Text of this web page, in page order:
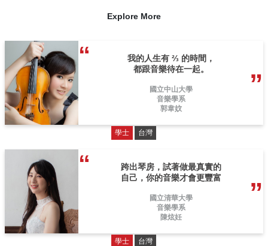
Explore More
我的人生有 ⅔ 的時間，
都跟音樂待在一起。
國立中山大學
音樂學系
郭韋妏
學士 台灣
跨出琴房，試著做最真實的
自己，你的音樂才會更豐富
國立清華大學
音樂學系
陳炫妊
學士 台灣